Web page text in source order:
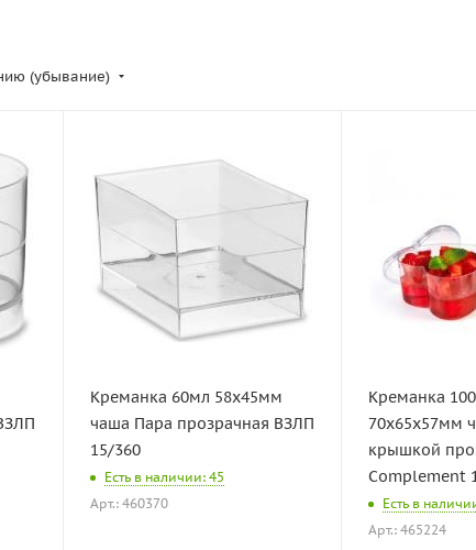
(убывание)
Креманка 60мл 58х45мм
чаша Пара прозрачная ВЗЛП
15/360
Есть в наличии: 45
Арт.: 460370
Креманка
70х65х57мм
крышкой
Complement
Есть в
Арт.: 465224